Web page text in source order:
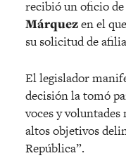
recibió un oficio de
Márquezen el
su solicitud de
El legislador
decisión la tomó
voces y voluntades
altos objetivos
República”.